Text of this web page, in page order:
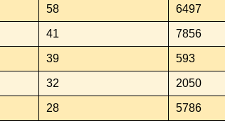
58 6497
41 7856
39 593
32 2050
28 5786